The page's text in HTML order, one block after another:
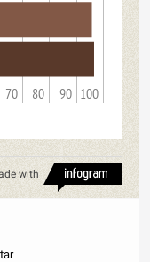
70 80 90 100
with